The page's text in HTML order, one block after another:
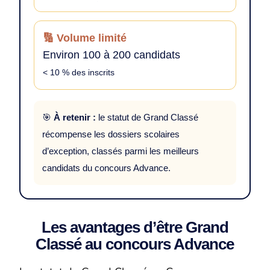
🔢 Volume limité
Environ 100 à 200 candidats
< 10 % des inscrits
🎯À retenir : le statut de Grand Classé
récompense les dossiers scolaires
d’exception, classés parmi les meilleurs
candidats du concours Advance.
Les avantages d’être Grand
Classé au concours Advance